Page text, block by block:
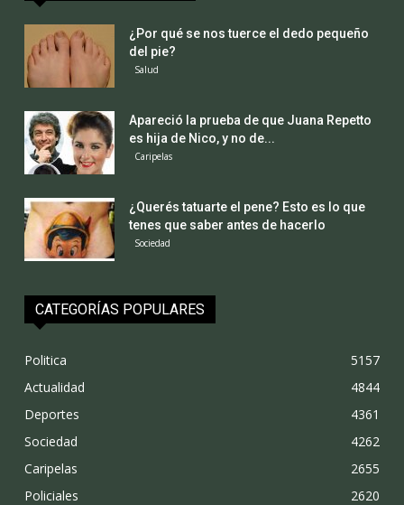
¿Por qué se nos tuerce el dedo pequeño
del pie?
Salud
Apareció la prueba de que Juana Repetto
es hija de Nico, y no de...
Caripelas
¿Querés tatuarte el pene? Esto es lo que
tenes que saber antes de hacerlo
Sociedad
CATEGORÍAS POPULARES
Politica
5157
Actualidad
4844
Deportes
4361
Sociedad
4262
Caripelas
2655
Policiales
2620